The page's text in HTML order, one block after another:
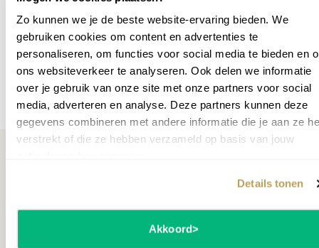
Zo kunnen we je de beste website-ervaring bieden. We
gebruiken cookies om content en advertenties te
personaliseren, om functies voor social media te bieden en
ons websiteverkeer te analyseren. Ook delen we informatie
over je gebruik van onze site met onze partners voor social
media, adverteren en analyse. Deze partners kunnen deze
gegevens combineren met andere informatie die je aan ze
verstrekt of die ze hebben verzameld op basis van jouw
Details tonen
Akkoord
YUS3 TA3 PWH?
Professionele klankkwaliteit : Gebaseerd op de SU7-
technologie.
Uitgebreide expressieve mogelijkheden : Sostenuto
pedaal en TransAcoustic technologie.
Stijlvol en solide : Hoogglans witte kast met messing
details.
Met de YUS3 TA3 PWH Messing TransAcoustic 3
Kom deze piano zelf ervaren bij Oostendorp Muziek en
laat je overtuigen door de perfecte balans tussen
Gewicht
250
Garantie leverancier
10 jaar
SKU
P045319
Meer specificaties
Misschien ook interessant